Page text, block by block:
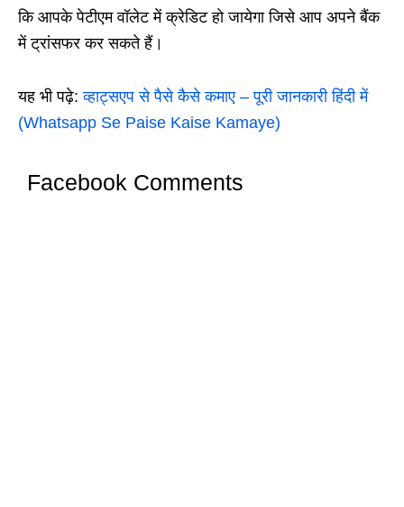
कि आपके पेटीएम वॉलेट में क्रेडिट हो जायेगा जिसे आप अपने बैंक
में ट्रांसफर कर सकते हैं।
यह भी पढ़े:व्हाट्सएप से पैसे कैसे कमाए – पूरी जानकारी हिंदी में
(Whatsapp Se Paise Kaise Kamaye)
Facebook Comments